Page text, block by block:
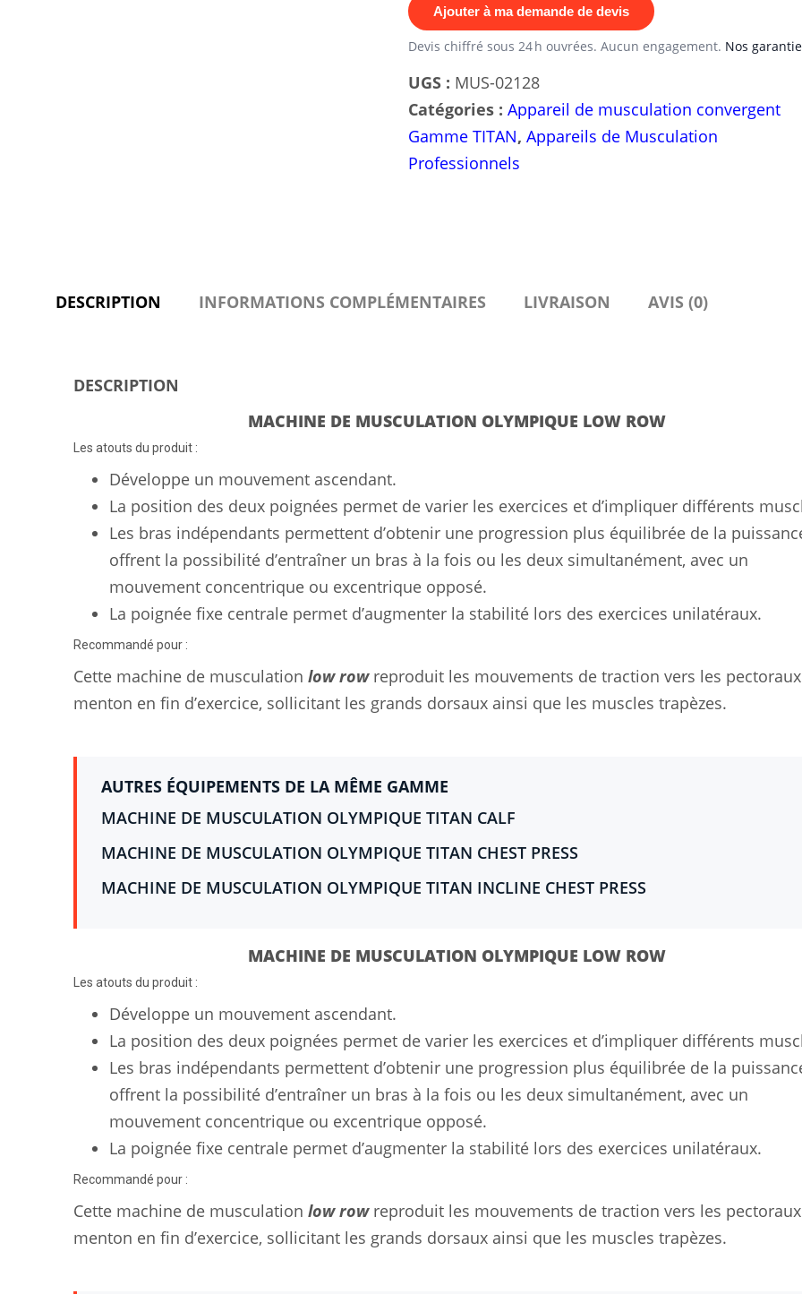
MUSCULATION
OLYMPIQUE
Low
Row
Ajouter à ma demande de devis
Devis chiffré sous 24 h ouvrées. Aucun engagement. Nos
UGS : MUS-02128
Catégories : Appareil de musculation convergent
Gamme TITAN, Appareils de Musculation
Professionnels
DESCRIPTION INFORMATIONS COMPLÉMENTAIRES LIVRAISON AVIS (0)
DESCRIPTION
MACHINE DE MUSCULATION OLYMPIQUE LOW ROW
Les atouts du produit :
Développe un mouvement ascendant.
La position des deux poignées permet de varier les exercices et d’impliquer différents
Les bras indépendants permettent d’obtenir une progression plus équilibrée de la
offrent la possibilité d’entraîner un bras à la fois ou les deux simultanément, avec un
mouvement concentrique ou excentrique opposé.
La poignée fixe centrale permet d’augmenter la stabilité lors des exercices unilatéraux.
Recommandé pour :
Cette machine de musculation low rowreproduit les mouvements de traction vers les
menton en fin d’exercice, sollicitant les grands dorsaux ainsi que les muscles trapèzes.
AUTRES ÉQUIPEMENTS DE LA MÊME GAMME
MACHINE DE MUSCULATION OLYMPIQUE TITAN CALF
MACHINE DE MUSCULATION OLYMPIQUE TITAN CHEST PRESS
MACHINE DE MUSCULATION OLYMPIQUE TITAN INCLINE CHEST PRESS
MACHINE DE MUSCULATION OLYMPIQUE LOW ROW
Les atouts du produit :
Développe un mouvement ascendant.
La position des deux poignées permet de varier les exercices et d’impliquer différents
Les bras indépendants permettent d’obtenir une progression plus équilibrée de la
offrent la possibilité d’entraîner un bras à la fois ou les deux simultanément, avec un
mouvement concentrique ou excentrique opposé.
La poignée fixe centrale permet d’augmenter la stabilité lors des exercices unilatéraux.
Recommandé pour :
Cette machine de musculation low rowreproduit les mouvements de traction vers les
menton en fin d’exercice, sollicitant les grands dorsaux ainsi que les muscles trapèzes.